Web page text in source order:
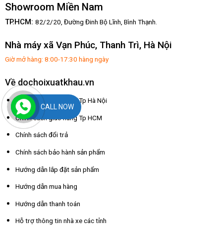
Showroom Miền Nam
TP.HCM: 82/2/20, Đường Đinh Bộ Lĩnh, Bình Thạnh.
Nhà máy xã Vạn Phúc, Thanh Trì, Hà Nội
Giờ mở hàng: 8:00-17:30 hàng ngày
Về dochoixuatkhau.vn
Chính sách giao hàng Tp Hà Nội
Chính sách giao hàng Tp HCM
Chính sách đổi trả
Chính sách bảo hành sản phẩm
Hướng dẫn lắp đặt sản phẩm
Hướng dẫn mua hàng
Hướng dẫn thanh toán
Hỗ trợ thông tin nhà xe các tỉnh
CALL NOW